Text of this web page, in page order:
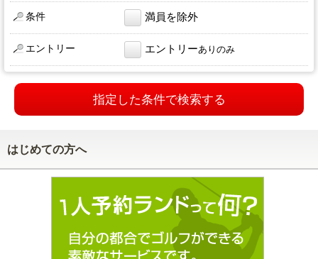
条件 満員を除外
エントリー エントリーありのみ
指定した条件で検索する
はじめての方へ